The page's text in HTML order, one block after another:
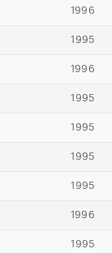
1996
1995
1996
1995
1995
1995
1995
1996
1995